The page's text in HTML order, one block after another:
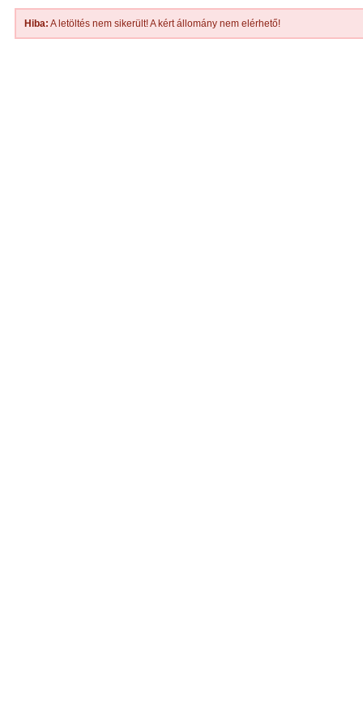
Hiba: A letöltés nem sikerült! A kért állomány nem elérhető!